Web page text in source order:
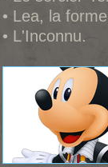
• Lea, la
• L'Inconnu.